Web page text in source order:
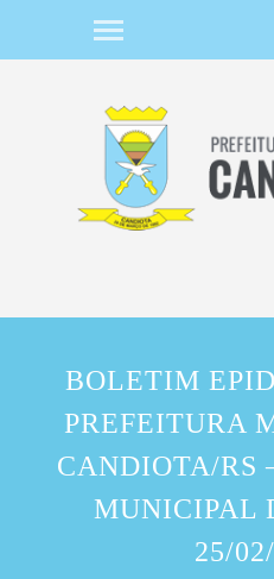
BOLETIM
PREFEITURA
CANDIOTA/RS
MUNICIPAL
25/